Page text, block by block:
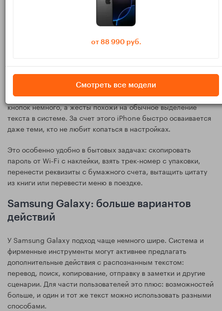
Сильная сторона iPhone — очень понятный сценарий. Во
многих случаях система сама понимает, что в кадре есть
нужно быстро скопировать абзац, номер заказа или адрес с
Обычно логика такая: открыли камеру или фото, увидели
значок распознавания текста, нажали, выделили нужный
фрагмент и выбрали действие. Интерфейс чистый, лишних
кнопок немного, а жесты похожи на обычное выделение
текста в системе. За счет этого iPhone быстро осваивается
даже теми, кто не любит копаться в настройках.
Это особенно удобно в бытовых задачах: скопировать
пароль от Wi‑Fi с наклейки, взять трек-номер с упаковки,
перенести реквизиты с бумажного счета, вытащить цитату
из книги или перевести меню в поездке.
Samsung Galaxy: больше вариантов
действий
У Samsung Galaxy подход чаще немного шире. Система и
фирменные инструменты могут активнее предлагать
дополнительные действия с распознанным текстом:
перевод, поиск, копирование, отправку в заметки и другие
сценарии. Для части пользователей это плюс: возможностей
больше, и один и тот же текст можно использовать разными
способами.
от 88 990 руб.
Смотреть все модели